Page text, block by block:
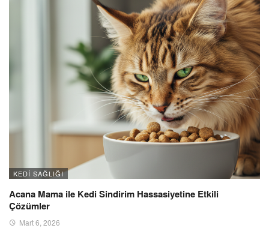
KEDI SAĞLIĞI
Acana Mama ile Kedi Sindirim Hassasiyetine Etkili
Çözümler
Mart 6, 2026